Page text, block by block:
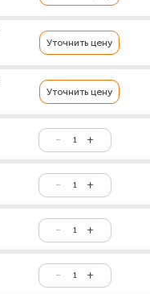
Уточнить цену
Уточнить цену